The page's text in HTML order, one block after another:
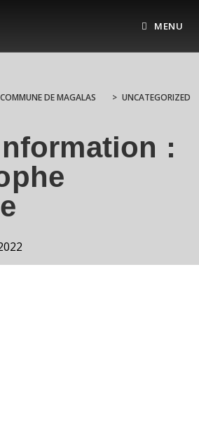
MENU
DE MAGALAS > UNCATEGORIZED
: